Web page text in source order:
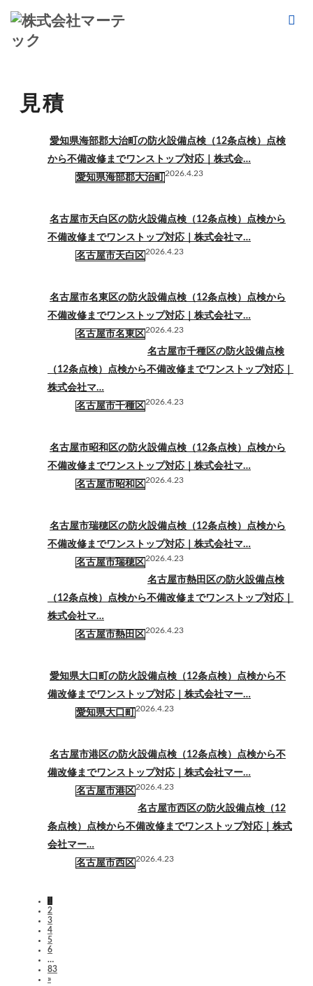
ホーム
見積
愛知県海部郡大治町の防火設備点検（12条点検）点検
から不備改修までワンストップ対応｜株式会…
愛知県海部郡大治町
2026.4.23
名古屋市天白区の防火設備点検（12条点検）点検から
不備改修までワンストップ対応｜株式会社マ…
名古屋市天白区2026.4.23
名古屋市名東区の防火設備点検（12条点検）点検から
不備改修までワンストップ対応｜株式会社マ…
名古屋市名東区2026.4.23
名古屋市千種区の防火設備点検
（12条点検）点検から不備改修までワンストップ対応｜
株式会社マ…
名古屋市千種区2026.4.23
名古屋市昭和区の防火設備点検（12条点検）点検から
不備改修までワンストップ対応｜株式会社マ…
名古屋市昭和区2026.4.23
名古屋市瑞穂区の防火設備点検（12条点検）点検から
不備改修までワンストップ対応｜株式会社マ…
名古屋市瑞穂区2026.4.23
名古屋市熱田区の防火設備点検
（12条点検）点検から不備改修までワンストップ対応｜
株式会社マ…
名古屋市熱田区2026.4.23
愛知県大口町の防火設備点検（12条点検）点検から不
備改修までワンストップ対応｜株式会社マー…
愛知県大口町
2026.4.23
名古屋市港区の防火設備点検（12条点検）点検から不
備改修までワンストップ対応｜株式会社マー…
名古屋市港区2026.4.23
名古屋市西区の防火設備点検（12
条点検）点検から不備改修までワンストップ対応｜株式
会社マー…
名古屋市西区2026.4.23
1
2
3
4
5
6
…
83
»